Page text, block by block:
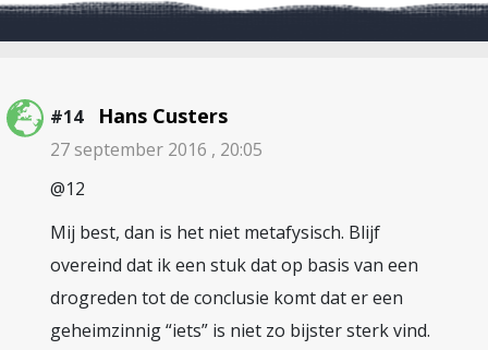
#14 Hans Custers
27 september 2016 , 20:05
@12
Mij best, dan is het niet metafysisch. Blijf
overeind dat ik een stuk dat op basis van een
drogreden tot de conclusie komt dat er een
geheimzinnig “iets” is niet zo bijster sterk vind.